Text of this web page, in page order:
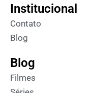
Institucional
Contato
Blog
Blog
Filmes